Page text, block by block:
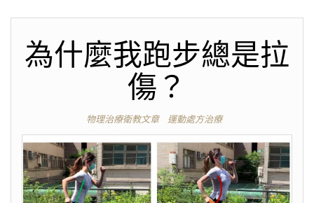
為什麼我跑步總是拉
傷？
物理治療衛教文章 運動處方治療